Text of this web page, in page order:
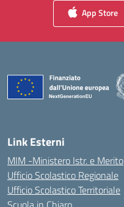
App Store
Link Esterni
MIM -Ministero Istr. e Merito
Ufficio Scolastico Regionale
Ufficio Scolastico Territoriale